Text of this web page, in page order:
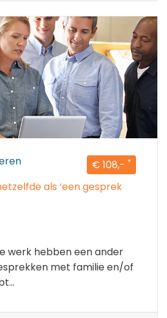
€ 108,- *
als ‘een gesprek
werk hebben een ander
met familie en/of